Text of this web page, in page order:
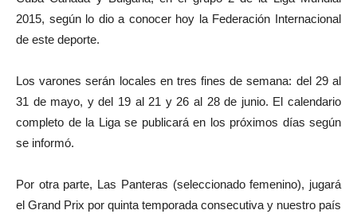
2015, según lo dio a conocer hoy la Federación Internacional
de este deporte.
Los varones serán locales en tres fines de semana: del 29 al
31 de mayo, y del 19 al 21 y 26 al 28 de junio. El calendario
completo de la Liga se publicará en los próximos días según
se informó.
Por otra parte, Las Panteras (seleccionado femenino), jugará
el Grand Prix por quinta temporada consecutiva y nuestro país